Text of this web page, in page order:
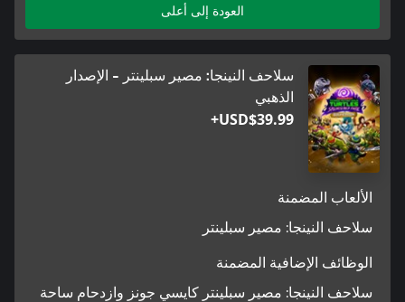
العودة إلى أعلى
سلاحف النينجا: مصير سبلينتر - الإصدار
الذهبي
USD$39.99+
الألعاب المضمنة
سلاحف النينجا: مصير سبلينتر
الوظائف الإضافية المضمنة
سلاحف النينجا: مصير سبلينتر كايسي جونز وازدحام ساحة